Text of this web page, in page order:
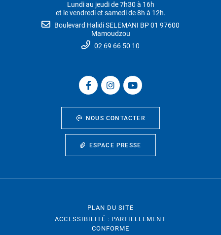
Lundi au jeudi de 7h30 à 16h
et le vendredi et samedi de 8h à 12h.
Boulevard Halidi SELEMANI BP 01 97600
Mamoudzou
02 69 66 50 10
NOUS CONTACTER
ESPACE PRESSE
PLAN DU SITE
ACCESSIBILITÉ : PARTIELLEMENT
CONFORME